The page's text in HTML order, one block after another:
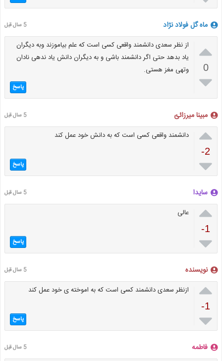
ماه گل فولاد نژاد 5 سال قبل

0

از نظر سعدی دانشمند واقعی کسی است که علم بیاموزند وبه دیگران
یاد بدهد حتی اگر دانشمند باشی و به دیگران دانش یاد ندهی نادان
وتهی مغز هستی.
پاسخ
مبینا میرزائئ 5 سال قبل

-2

دانشمند واقعی کسی است که به دانش خود عمل کند
پاسخ
سایدا 5 سال قبل

-1

عالی
پاسخ
نویسنده 5 سال قبل

-1

ازنظر سعدی دانشمند کسی است که به اموخته ی خود عمل کند
پاسخ
فاطمه 5 سال قبل